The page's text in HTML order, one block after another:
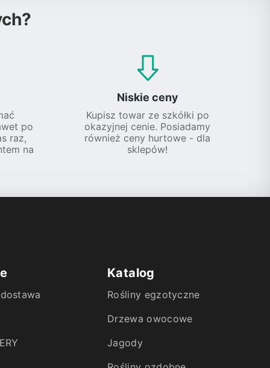
po
raz,
na
Niskie ceny
Kupisz towar ze szkółki po
okazyjnej cenie. Posiadamy
również ceny hurtowe - dla
sklepów!
Katalog
Rośliny egzotyczne
Drzewa owocowe
Jagody